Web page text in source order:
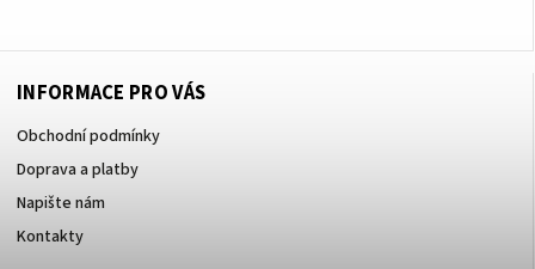
INFORMACE PRO VÁS
Obchodní podmínky
Doprava a platby
Napište nám
Kontakty